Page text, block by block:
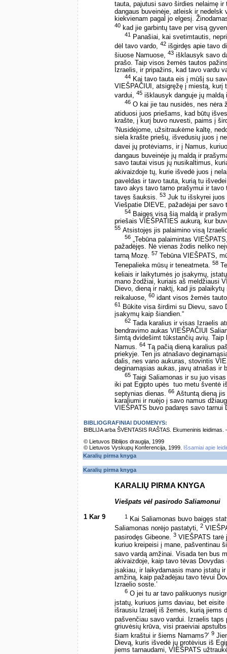
tauta, pajutusi savo širdies nelaimę
dangaus buveinėje, atleisk ir
kiekvienam pagal jo elgesį.
40 kad jie garbintų tave per visą
41
Panašiai, kai svetimtautis,
dėl tavo vardo, 42 išgirdęs apie tavo
šiuose Namuose, 43 išklausyk savo
prašo. Taip visos žemės tautos
Izraelis, ir pripažins, kad tavo vardu
44 Kai tavo tauta eis į mūšį su
VIEŠPAČIUI, atsigręžę į miestą, kurį
vardui, 45 išklausyk danguje jų
46 O kai jie tau nusidės, nes nėra
atiduosi juos priešams, kad būtų
krašte, į kurį buvo nuvesti, paims į
‘Nusidėjome, užsitraukėme kaltę,
siela krašte priešų, išvedusių juos į
davei jų protėviams, ir į Namus,
dangaus buveinėje jų maldą ir
savo tautai visus jų nusikaltimus,
akivaizdoje tų, kurie išvedė juos į
paveldas ir tavo tauta, kurią tu
tavo akys tavo tarno prašymui ir
tavęs šauksis. 53 Juk tu išskyrei juos
Viešpatie DIEVE, pažadėjai per savo
54 Baigęs visą šią maldą ir
priešais VIEŠPATIES aukurą, kur
55 Atsistojęs jis palaimino visą
56 „Tebūna palaimintas
pažadėjęs. Nė vienas žodis neliko
tarną Mozę. 57 Tebūna VIEŠPATS,
Tenepalieka mūsų ir teneatmeta. 58
keliais ir laikytumės jo įsakymų,
mano žodžiai, kuriais aš meldžiausi
Dievo, dieną ir naktį, kad jis
reikaluose, 60 idant visos žemės
61
Būkite visa širdimi su Dievu, savo
įsakymų kaip šiandien.“
62 Tada karalius ir visas Izraelis
bendravimo aukas VIEŠPAČIUI
šimtą dvidešimt tūkstančių avių.
Namus. 64 Tą pačią dieną karalius
priekyje. Ten jis atnašavo
dalis, nes vario aukuras, stovintis
deginamąsias aukas, javų atnašas ir
65 Taigi Saliamonas ir su juo
iki pat Egipto upės ­ tuo metu šventė
septynias dienas. 66 Aštuntą dieną
karaliumi ir nuėjo į savo namus
VIEŠPATS buvo padaręs savo tarnui
BIBLIOGRAFINIAI DUOMENYS:
BIBLIJA arba ŠVENTASIS RAŠTAS. Ekumeninis
© Lietuvos Biblijos draugija, 1999
© Lietuvos Vyskupų Konferencija, 1999.
Išsamiai apie
Karalių pirma knyga
Karalių pirma knyga
KARALIŲ PIRMA KNYGA
Viešpats vėl pasirodo Saliamonui
1 Kar 9 1
Kai Saliamonas buvo baigęs
Saliamonas norėjo pastatyti, 2
pasirodęs Gibeone. 3 VIEŠPATS tarė
kuriuo kreipeisi į mane, pašventinau
savo vardą amžinai. Visada ten bus
akivaizdoje, kaip tavo tėvas
įsakiau, ir laikydamasis mano įstatų
amžiną, kaip pažadėjau tavo tėvui
Izraelio soste.’
6 O jei tu ar tavo palikuonys
įstatų, kuriuos jums daviau, bet
išrausiu Izraelį iš žemės, kurią jiems
pašvenčiau savo vardui. Izraelis
griuvėsių krūva, visi praeiviai
šiam kraštui ir šiems Namams?’ 9
Dievą, kuris išvedė jų protėvius iš
jiems tarnaudami, VIEŠPATS